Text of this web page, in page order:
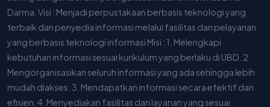
Darma. Visi : Menjadi perpustakaan berbasis teknologi yang
terbaik dan penyedia informasi melalui fasilitas dan pelayanan
yang berbasis teknologi informasi Misi : 1. Melengkapi
kebutuhan informasi sesuai kurikulum yang berlaku di UBD. 2.
Mengorganisasikan seluruh informasi yang ada sehingga lebih
mudah diakses. 3. Mendapatkan informasi secara efektif dan
efisien. 4. Menyediakan fasilitas dan layanan yang sesuai